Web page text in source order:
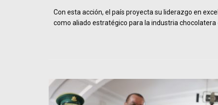
Con esta acción, el país proyecta su liderazgo en
como aliado estratégico para la industria chocolatera